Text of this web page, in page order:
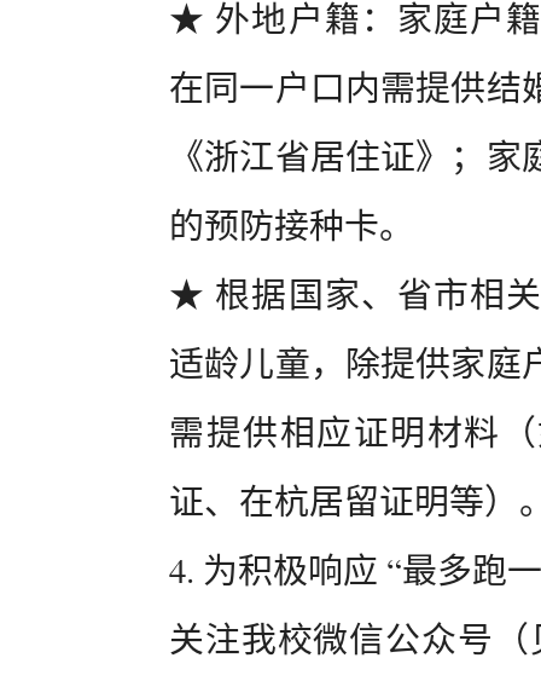
★ 外地户籍：家庭户
在同一户口内需提供结
《浙江省居住证》；
的预防接种卡。
★ 根据国家、省市相
适龄儿童，除提供家庭
需提供相应证明材料
证、在杭居留证明等）
4. 为积极响应 “最多跑
关注我校微信公众号